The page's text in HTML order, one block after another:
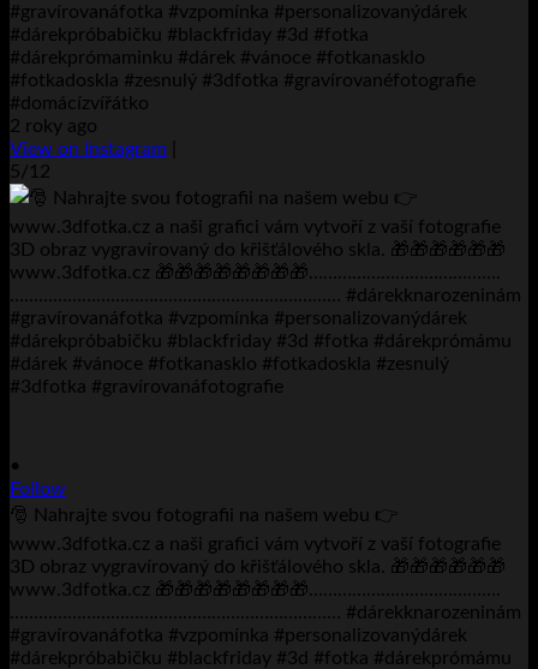
#gravírovanáfotka #vzpomínka #personalizovanýdárek
#dárekpróbabičku #blackfriday #3d #fotka
#dárekprómaminku #dárek #vánoce #fotkanasklo
#fotkadoskla #zesnulý #3dfotka #gravírovanéfotografie
#domácízvířátko
2 roky ago
View on Instagram
5/12
•
Follow
🎅 Nahrajte svou fotografii na našem webu 👉
www.3dfotka.cz a naši grafici vám vytvoří z vaší fotografie
3D obraz vygravírovaný do křišťálového skla. 🎁🎁🎁🎁🎁🎁
www.3dfotka.cz 🎁🎁🎁🎁🎁🎁🎁🎁………………………………….
…………………………………………………………… #dárekknarozeninám
#gravírovanáfotka #vzpomínka #personalizovanýdárek
#dárekpróbabičku #blackfriday #3d #fotka #dárekprómámu